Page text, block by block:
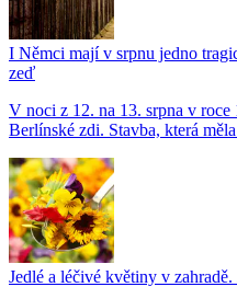
I Němci mají v srpnu jedno
zeď
V noci z 12. na 13. srpna v roce
Berlínské zdi. Stavba, která
Jedlé a léčivé květiny v